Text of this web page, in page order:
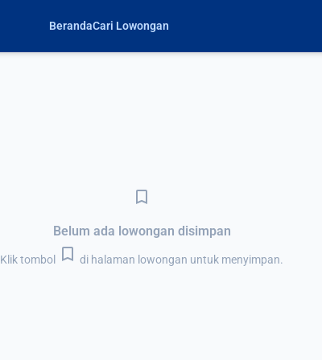
BerandaCari Lowongan
bookmark_border
Belum ada lowongan disimpan
Klik tombol bookmark di halaman lowongan untuk menyimpan.